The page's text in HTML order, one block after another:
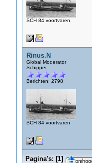
SCH 84 voortvaren
Rinus.N
Global Moderator
Schipper
Berichten: 2798
SCH 84 voortvaren
Pagina's: [1]